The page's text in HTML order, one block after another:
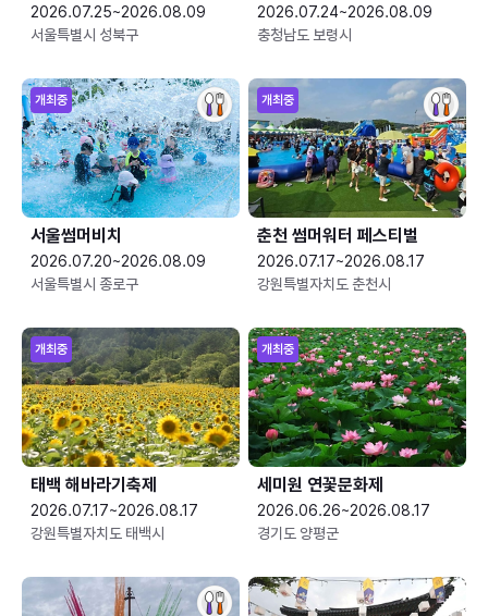
2026.07.25~2026.08.09
서울특별시 성북구
2026.07.24~2026.08.09
충청남도 보령시
개최중
서울썸머비치
2026.07.20~2026.08.09
서울특별시 종로구
개최중
춘천 썸머워터 페스티벌
2026.07.17~2026.08.17
강원특별자치도 춘천시
개최중
태백 해바라기축제
2026.07.17~2026.08.17
강원특별자치도 태백시
개최중
세미원 연꽃문화제
2026.06.26~2026.08.17
경기도 양평군